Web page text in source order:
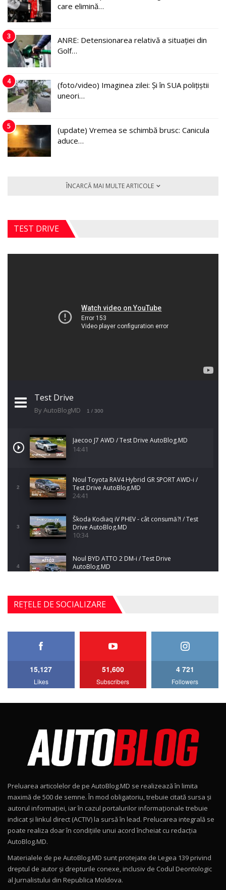
care elimină…
3
ANRE: Detensionarea relativă a situației din
Golf…
4
(foto/video) Imaginea zilei: Și în SUA polițiștii
uneori…
5
(update) Vremea se schimbă brusc: Canicula
aduce…
ÎNCARCĂ MAI MULTE ARTICOLE
TEST DRIVE
Test Drive
By AutoBlogMD 1 / 300
Jaecoo J7 AWD / Test Drive AutoBlog.MD
14:41
2
Noul Toyota RAV4 Hybrid GR SPORT AWD-i /
Test Drive AutoBlog.MD
24:41
3
Škoda Kodiaq iV PHEV - cât consumă?! / Test
Drive AutoBlog.MD
10:34
4
Noul BYD ATTO 2 DM-i / Test Drive
AutoBlog.MD
17:35
5
Noul Mercedes-Benz S-Class facelift (S 580
4MATIC V223) / Test Drive AutoBlog.MD
27:33
AutoBlog.MD
15:08
Noul Geely EX2 / Test Drive AutoBlog.MD
15:22
Mercedes-AMG E 53 HYBRID 4MATIC+ / Test
Drive AutoBlog.MD
16:27
11
Noul Volvo ES90 / Test Drive AutoBlog.MD
12
Noul MG HS / Test Drive AutoBlog.MD
16:48
REȚELE DE SOCIALIZARE
15,127
Likes
51,600
Subscribers
4 721
Followers
Preluarea articolelor de pe AutoBlog.MD se realizează în limita
maximă de 500 de semne. În mod obligatoriu, trebuie citată sursa și
autorul informației, iar în cazul portalurilor informaționale trebuie
indicat și linkul direct (ACTIV) la sursă în lead. Prelucarea integrală se
poate realiza doar în condițiile unui acord încheiat cu redacţia
AutoBlog.MD.
Materialele de pe AutoBlog.MD sunt protejate de Legea 139 privind
dreptul de autor și drepturile conexe, inclusiv de Codul Deontologic
al Jurnalistului din Republica Moldova.